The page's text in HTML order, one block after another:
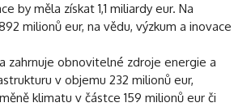
by měla získat 1,1 miliardy eur. Na
milionů eur, na vědu, výzkum a inovace
zahrnuje obnovitelné zdroje energie a
v objemu 232 milionů eur,
klimatu v částce 159 milionů eur či